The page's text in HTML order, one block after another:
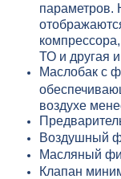
параметров.
ТО и другая
Маслобак с
воздухе
Воздушный
Масляный
Клапан